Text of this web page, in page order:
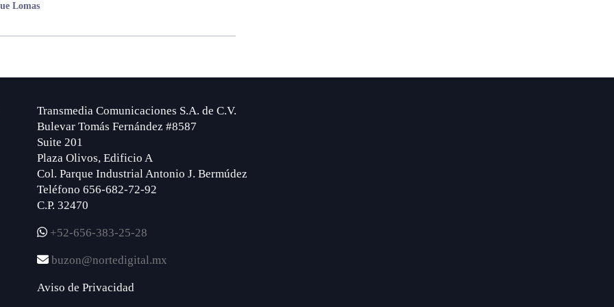
Lomas
Transmedia Comunicaciones S.A. de C.V.
Bulevar Tomás Fernández #8587
Suite 201
Plaza Olivos, Edificio A
Col. Parque Industrial Antonio J. Bermúdez
Teléfono 656-682-72-92
C.P. 32470
+52-656-383-25-28
buzon@nortedigital.mx
Aviso de Privacidad